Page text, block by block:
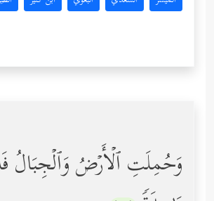
وَحُمِلَتِ ٱلۡأَرۡضُ وَٱلۡجِبَالُ